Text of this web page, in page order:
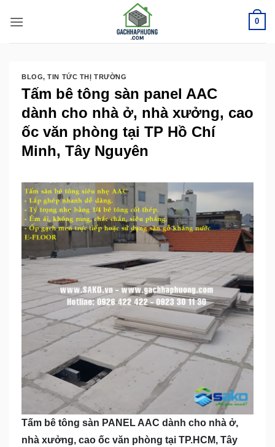
qua
nội
0
BLOG,TIN TỨC THỊ TRƯỜNG
Tấm bê tông sàn panel AAC
dành cho nhà ở, nhà xưởng, cao
ốc văn phòng tại TP Hồ Chí
Minh, Tây Nguyên
Tấm bê tông sàn PANEL AAC dành cho nhà ở,
nhà xưởng, cao ốc văn phòng tại TP.HCM, Tây